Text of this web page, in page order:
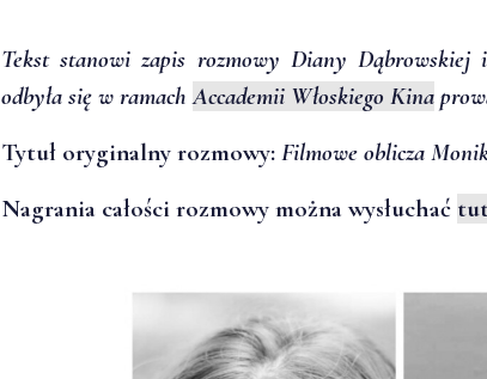
Tekst stanowi zapis rozmowy Diany
odbyła się w ramachAccademii Włoskiego Kina
Tytuł oryginalny rozmowy: Filmowe oblicza
Nagrania całości rozmowy można wysłuchać